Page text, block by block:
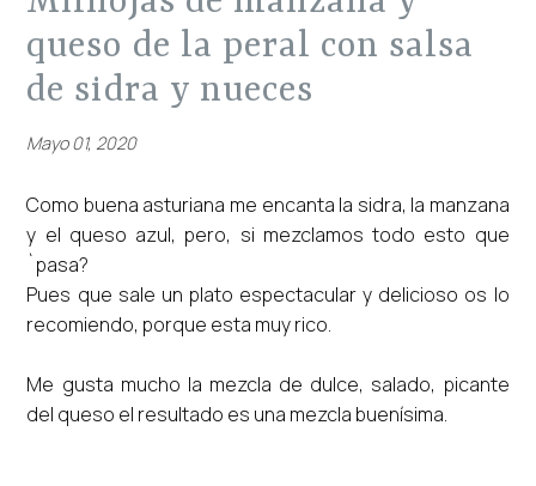
queso de la peral con salsa
de sidra y nueces
Mayo 01, 2020
Como buena asturiana me encanta la sidra, la manzana
y el queso azul, pero, si mezclamos todo esto que
`pasa?
Pues que sale un plato espectacular y delicioso os lo
recomiendo, porque esta muy rico.
Me gusta mucho la mezcla de dulce, salado, picante
del queso el resultado es una mezcla buenísima.